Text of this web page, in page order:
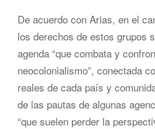
De acuerdo con Arias, en el
los derechos de estos grupos
agenda “que combata y
neocolonialismo”, conectada
reales de cada país y
de las pautas de algunas
“que suelen perder la